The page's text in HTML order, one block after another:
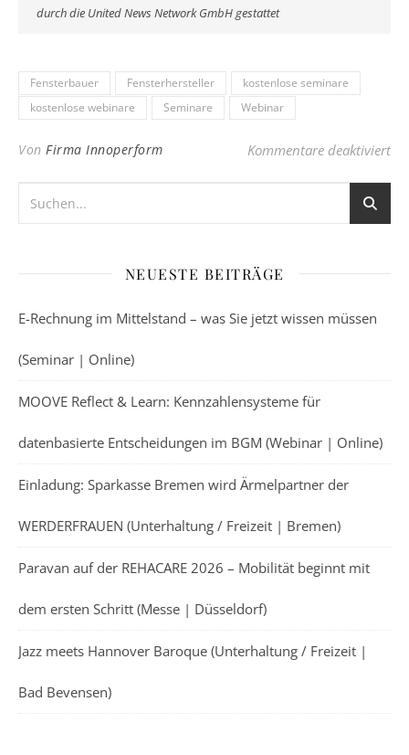
durch die United News Network GmbH gestattet
Fensterbauer Fensterhersteller
kostenlose seminare
kostenlose webinare
Seminare Webinar
Von Firma Innoperform Kommentare deaktiviertfür
NEUESTE BEITRÄGE
E-Rechnung im Mittelstand – was Sie jetzt wissen müssen
(Seminar | Online)
MOOVE Reflect & Learn: Kennzahlensysteme für
datenbasierte Entscheidungen im BGM (Webinar | Online)
Einladung: Sparkasse Bremen wird Ärmelpartner der
WERDERFRAUEN (Unterhaltung / Freizeit | Bremen)
Paravan auf der REHACARE 2026 – Mobilität beginnt mit
dem ersten Schritt (Messe | Düsseldorf)
Jazz meets Hannover Baroque (Unterhaltung / Freizeit |
Bad Bevensen)